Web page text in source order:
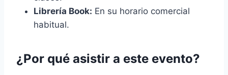
Librería Book: En su horario comercial
habitual.
¿Por qué asistir a este evento?